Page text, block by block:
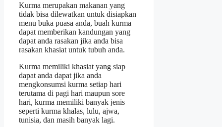
Kurma merupakan makanan yang
tidak bisa dilewatkan untuk disiapkan
menu buka puasa anda, buah kurma
dapat memberikan kandungan yang
dapat anda rasakan jika anda bisa
rasakan khasiat untuk tubuh anda.
Kurma memiliki khasiat yang siap
dapat anda dapat jika anda
mengkonsumsi kurma setiap hari
terutama di pagi hari maupun sore
hari, kurma memiliki banyak jenis
seperti kurma khalas, lulu, ajwa,
tunisia, dan masih banyak lagi.